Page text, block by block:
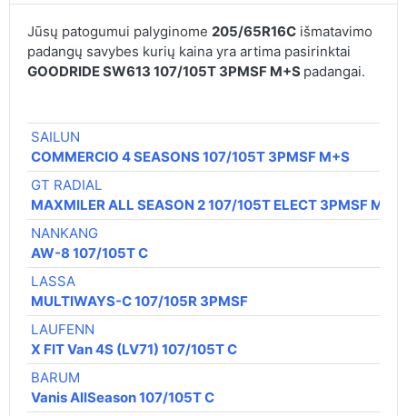
Jūsų patogumui palyginome 205/65R16Cišmatavimo
padangų savybes kurių kaina yra artima pasirinktai
GOODRIDE SW613 107/105T 3PMSF M+S padangai.
SAILUN
COMMERCIO 4 SEASONS 107/105T 3PMSF M+S
GT RADIAL
MAXMILER ALL SEASON 2 107/105T ELECT 3PMSF M+S
NANKANG
AW-8 107/105T C
LASSA
MULTIWAYS-C 107/105R 3PMSF
LAUFENN
X FIT Van 4S (LV71) 107/105T C
BARUM
Vanis AllSeason 107/105T C